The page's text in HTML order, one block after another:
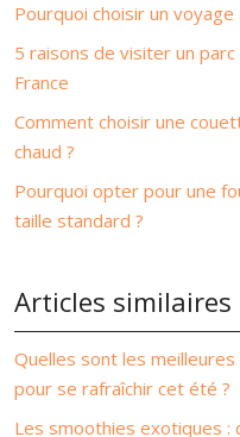
Pourquoi choisir un voyage
5 raisons de visiter un
France
Comment choisir une
chaud ?
Pourquoi opter pour une
taille standard ?
Articles similaires
Quelles sont les
pour se rafraîchir cet été ?
Les smoothies exotiques :